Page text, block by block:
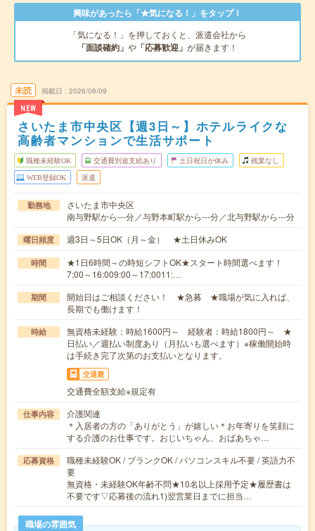
興味があったら「★気になる！」をタップ！
「気になる！」を押しておくと、派遣会社から
「面談確約」 や 「応募歓迎」 が届きます！
未読
NEW
掲載日 2026/08/09
さいたま市中央区【週3日～】ホテルライクな
高齢者マンションで生活サポート
職種未経験OK 交通費別途支給あり 土日祝日が休み 残業なし
WEB登録OK 派遣
勤務地
さいたま市中央区
南与野駅から---分／与野本町駅から---分／北与野駅から---分
曜日頻度 週3日～5日OK（月～金） ★土日休みOK
時間
★1日6時間～の時短シフトOK★スタート時間選べます！
7:00～16:009:00～17:0011:…
期間
開始日はご相談ください！ ★急募 ★職場が気に入れば、
長期でも働けます！
時給
無資格未経験：時給1600円～ 経験者：時給1800円～ ★
日払い／週払い制度あり（月払いも選べます）※稼働開始時
は手続き完了次第のお支払いとなります。
交通費
交通費全額支給※規定有
仕事内容
介護関連
＊入居者の方の「ありがとう」が嬉しい＊お年寄りを笑顔に
する介護のお仕事です。おじいちゃん、おばあちゃ…
応募資格
職種未経験OK / ブランクOK / パソコンスキル不要 / 英語力不
要
無資格・未経験OK年齢不問★10名以上採用予定★履歴書は
不要です▽応募後の流れ1)翌営業日までに担当…
職場の雰囲気